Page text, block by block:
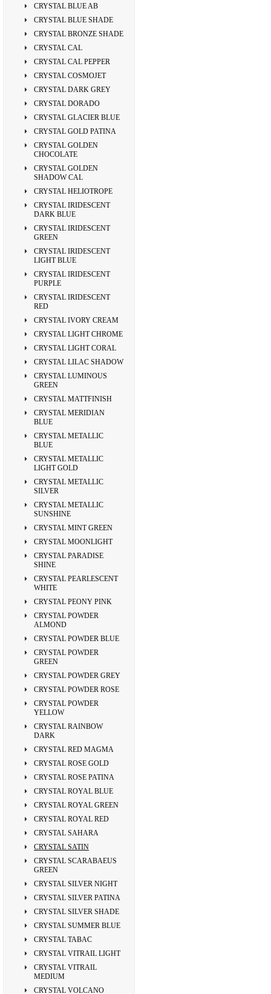
CRYSTAL BLUE AB
CRYSTAL BLUE SHADE
CRYSTAL BRONZE SHADE
CRYSTAL CAL
CRYSTAL CAL PEPPER
CRYSTAL COSMOJET
CRYSTAL DARK GREY
CRYSTAL DORADO
CRYSTAL GLACIER BLUE
CRYSTAL GOLD PATINA
CRYSTAL GOLDEN
CHOCOLATE
CRYSTAL GOLDEN
SHADOW CAL
CRYSTAL HELIOTROPE
CRYSTAL IRIDESCENT
DARK BLUE
CRYSTAL IRIDESCENT
GREEN
CRYSTAL IRIDESCENT
LIGHT BLUE
CRYSTAL IRIDESCENT
PURPLE
CRYSTAL IRIDESCENT
RED
CRYSTAL IVORY CREAM
CRYSTAL LIGHT CHROME
CRYSTAL LIGHT CORAL
CRYSTAL LILAC SHADOW
CRYSTAL LUMINOUS
GREEN
CRYSTAL MATTFINISH
CRYSTAL MERIDIAN
BLUE
CRYSTAL METALLIC
BLUE
CRYSTAL METALLIC
LIGHT GOLD
CRYSTAL METALLIC
SILVER
CRYSTAL METALLIC
SUNSHINE
CRYSTAL MINT GREEN
CRYSTAL MOONLIGHT
CRYSTAL PARADISE
SHINE
CRYSTAL PEARLESCENT
WHITE
CRYSTAL PEONY PINK
CRYSTAL POWDER
ALMOND
CRYSTAL POWDER BLUE
CRYSTAL POWDER
GREEN
CRYSTAL POWDER GREY
CRYSTAL POWDER ROSE
CRYSTAL POWDER
YELLOW
CRYSTAL RAINBOW
DARK
CRYSTAL RED MAGMA
CRYSTAL ROSE GOLD
CRYSTAL ROSE PATINA
CRYSTAL ROYAL BLUE
CRYSTAL ROYAL GREEN
CRYSTAL ROYAL RED
CRYSTAL SAHARA
CRYSTAL SATIN
CRYSTAL SCARABAEUS
GREEN
CRYSTAL SILVER NIGHT
CRYSTAL SILVER PATINA
CRYSTAL SILVER SHADE
CRYSTAL SUMMER BLUE
CRYSTAL TABAC
CRYSTAL VITRAIL LIGHT
CRYSTAL VITRAIL
MEDIUM
CRYSTAL VOLCANO